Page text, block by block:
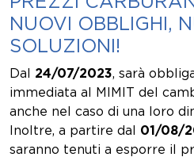
NUOVI OBBLIGHI,
SOLUZIONI!
Dal 24/07/2023, sarà
immediata al MIMIT del
anche nel caso di una loro
Inoltre, a partire dal 01/08/
saranno tenuti a esporre il